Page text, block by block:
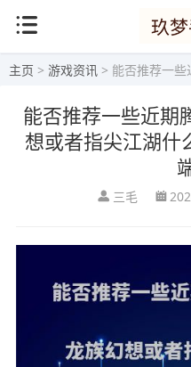
主页 > 游戏资讯 > 能否推荐一些近期腾讯
能否推荐一些近期
想或者指尖江湖什
三毛